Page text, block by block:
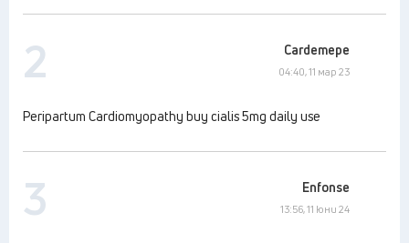
2 Cardemepe
04:40, 11 мар 23
Peripartum Cardiomyopathy buy cialis 5mg daily use
3 Enfonse
13:56, 11 юни 24